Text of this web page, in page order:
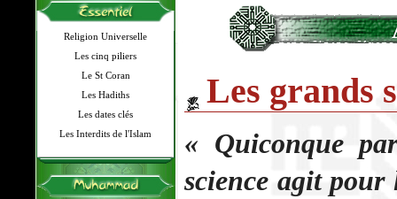
Religion Universelle
Les cinq piliers
Le St Coran
Les Hadiths
Les dates clés
Les Interdits de l'Islam
Les grands
« Quiconque
science agit